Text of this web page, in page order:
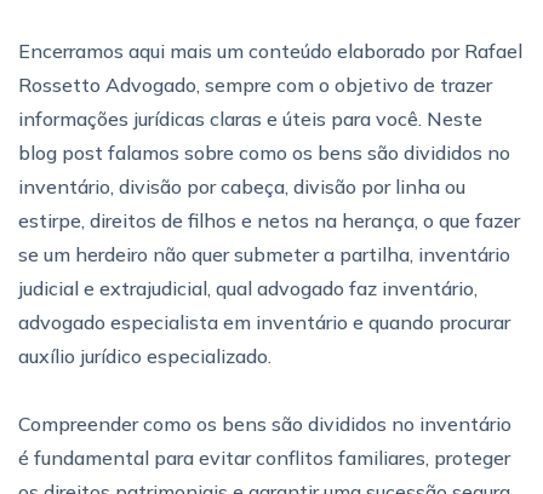
Encerramos aqui mais um conteúdo elaborado por Rafael
Rossetto Advogado, sempre com o objetivo de trazer
informações jurídicas claras e úteis para você. Neste
blog post falamos sobre como os bens são divididos no
inventário, divisão por cabeça, divisão por linha ou
estirpe, direitos de filhos e netos na herança, o que fazer
se um herdeiro não quer submeter a partilha, inventário
judicial e extrajudicial, qual advogado faz inventário,
advogado especialista em inventário e quando procurar
auxílio jurídico especializado.
Compreender como os bens são divididos no inventário
é fundamental para evitar conflitos familiares, proteger